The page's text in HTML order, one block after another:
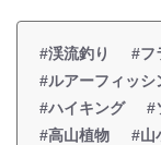
#渓流釣り
#フ
#ルアーフィッシ
#ハイキング
#
#高山植物
#山